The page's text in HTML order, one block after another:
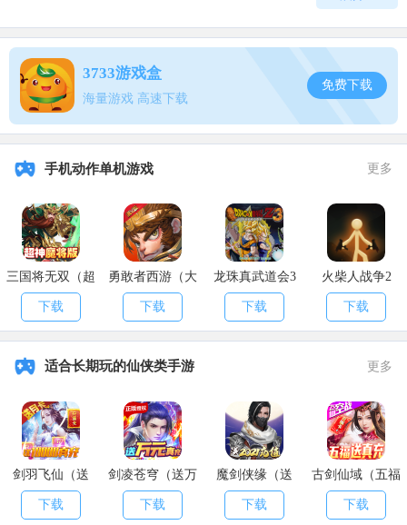
红点、全息、机瞄52%
2倍镜35%
3倍镜24%
4倍镜、vss23%
6倍镜12%
8倍镜7%
4、开火镜头灵敏度
第三人称不开镜66%
第一人称不开镜88%
红点、全息、机瞄53%
2倍镜38%
3倍镜40%
4倍镜、vss24%
3733游戏盒
海量游戏 高速下载
免费下载
手机动作单机游戏 更多
三国将无双（超
神魔将版）
下载
勇敢者西游（大
乱斗）
下载
龙珠真武道会3
下载
火柴人战争2
下载
适合长期玩的仙侠类手游 更多
剑羽飞仙（送
10000真充）
下载
剑凌苍穹（送万
元真充）
下载
魔剑侠缘（送
2021充值）
下载
古剑仙域（五福
送真充）
下载